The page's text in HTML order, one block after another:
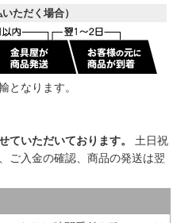
ただく場合）
となります。
ていただいております。
土日祝
ご入金の確認、商品の発送は翌